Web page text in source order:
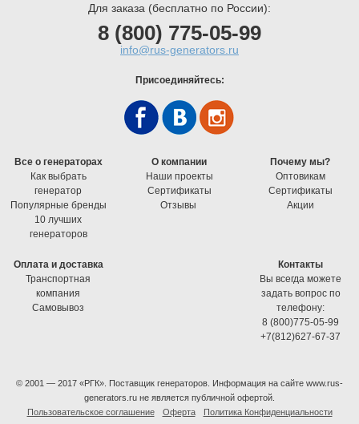
Для заказа (бесплатно по России):
8 (800) 775-05-99
info@rus-generators.ru
Присоединяйтесь:
Все о генераторах
Как выбрать
генератор
Популярные бренды
10 лучших
генераторов
О компании
Наши проекты
Cертификаты
Отзывы
Почему мы?
Оптовикам
Cертификаты
Акции
Оплата и доставка
Транспортная
компания
Самовывоз
Контакты
Вы всегда можете
задать вопрос по
телефону:
8 (800)775-05-99
+7(812)627-67-37
© 2001 — 2017 «РГК». Поставщик генераторов. Информация на сайте www.rus-
generators.ru не является публичной офертой.
Пользовательское соглашение
Оферта Политика Конфиденциальности